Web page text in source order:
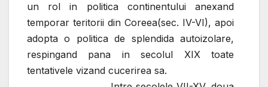
un rol in politica continentului anexand
temporar teritorii din Coreea(sec. IV-VI), apoi
adopta o politica de splendida autoizolare,
respingand pana in secolul XIX toate
tentativele vizand cucerirea sa.